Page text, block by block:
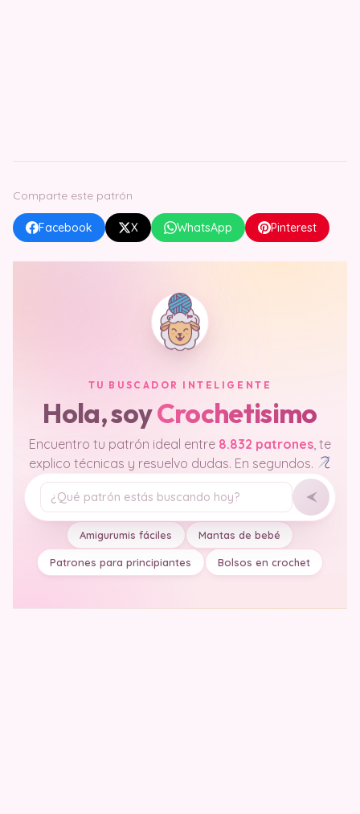
Comparte este patrón
Facebook X WhatsApp Pinterest
TU BUSCADOR INTELIGENTE
Hola, soyCrochetisimo
Encuentro tu patrón ideal entre 8.832 patrones , te
explico técnicas y resuelvo dudas. En segundos.
Tu pregunta
Amigurumis fáciles Mantas de bebé
Patrones para principiantes Bolsos en crochet